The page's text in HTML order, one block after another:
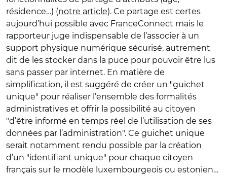
résidence…) (notre article). Ce partage est certes
aujourd’hui possible avec FranceConnect mais le
rapporteur juge indispensable de l’associer à un
support physique numérique sécurisé, autrement
dit de les stocker dans la puce pour pouvoir être lus
sans passer par internet. En matière de
simplification, il est suggéré de créer un "guichet
unique" pour réaliser l’ensemble des formalités
administratives et offrir la possibilité au citoyen
"d’être informé en temps réel de l’utilisation de ses
données par l’administration". Ce guichet unique
serait notamment rendu possible par la création
d’un "identifiant unique" pour chaque citoyen
français sur le modèle luxembourgeois ou estonien…